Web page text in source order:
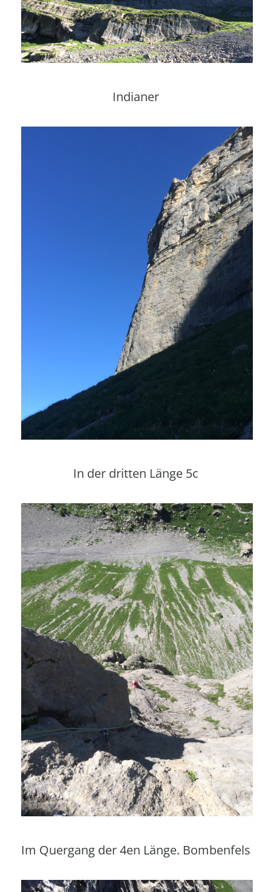
Indianer
In der dritten Länge 5c
Im Quergang der 4en Länge. Bombenfels